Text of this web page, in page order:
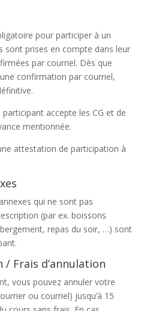
pour participer à un
sont prises en compte dans leur
par courriel. Dès que
confirmation par courriel,
accepte les CG et de
mentionnée.
attestation de participation à
qui ne sont pas
(par ex. boissons
repas du soir, …) sont
Frais d’annulation
vous pouvez annuler votre
ou courriel) jusqu’à 15